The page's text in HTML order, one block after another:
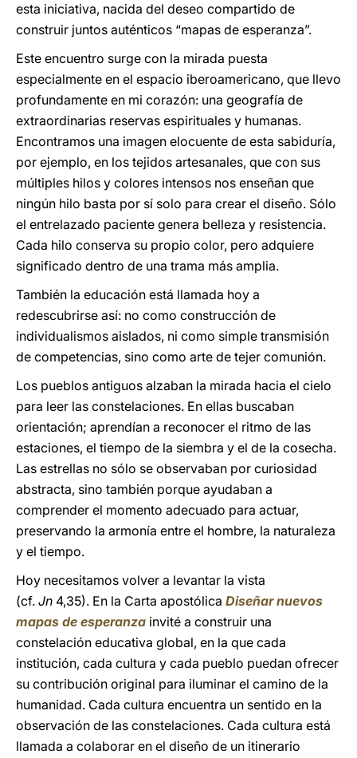
esta iniciativa, nacida del deseo compartido de
construir juntos auténticos “mapas de esperanza”.
Este encuentro surge con la mirada puesta
especialmente en el espacio iberoamericano, que llevo
profundamente en mi corazón: una geografía de
extraordinarias reservas espirituales y humanas.
Encontramos una imagen elocuente de esta sabiduría,
por ejemplo, en los tejidos artesanales, que con sus
múltiples hilos y colores intensos nos enseñan que
ningún hilo basta por sí solo para crear el diseño. Sólo
el entrelazado paciente genera belleza y resistencia.
Cada hilo conserva su propio color, pero adquiere
significado dentro de una trama más amplia.
También la educación está llamada hoy a
redescubrirse así: no como construcción de
individualismos aislados, ni como simple transmisión
de competencias, sino como arte de tejer comunión.
Los pueblos antiguos alzaban la mirada hacia el cielo
para leer las constelaciones. En ellas buscaban
orientación; aprendían a reconocer el ritmo de las
estaciones, el tiempo de la siembra y el de la cosecha.
Las estrellas no sólo se observaban por curiosidad
abstracta, sino también porque ayudaban a
comprender el momento adecuado para actuar,
preservando la armonía entre el hombre, la naturaleza
y el tiempo.
Hoy necesitamos volver a levantar la vista
(cf. Jn 4,35). En la Carta apostólica Diseñar nuevos
mapas de esperanza invité a construir una
constelación educativa global, en la que cada
institución, cada cultura y cada pueblo puedan ofrecer
su contribución original para iluminar el camino de la
humanidad. Cada cultura encuentra un sentido en la
observación de las constelaciones. Cada cultura está
llamada a colaborar en el diseño de un itinerario